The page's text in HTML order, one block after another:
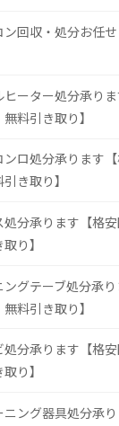
回収・処分お任
ヒーター処分承り
料引き取り】
ロ処分承ります
き取り】
分承ります【格安
り】
グテーブ処分承
料引き取り】
分承ります【格安
り】
ング器具処分承